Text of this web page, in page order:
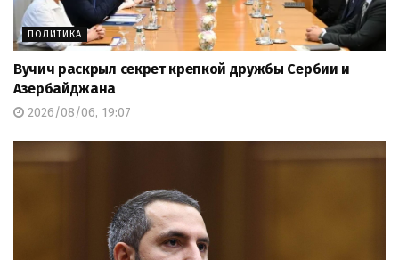
ПОЛИТИКА
Вучич раскрыл секрет крепкой дружбы Сербии и
Азербайджана
2026/08/06, 19:07